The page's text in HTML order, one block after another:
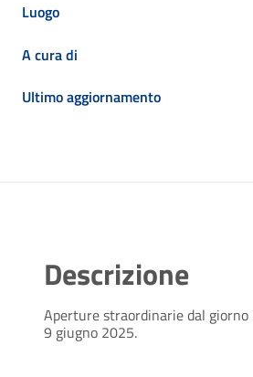
Luogo
A cura di
Ultimo aggiornamento
Descrizione
Aperture straordinarie dal
9 giugno 2025.